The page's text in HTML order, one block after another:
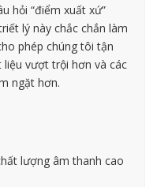
hỏi “điểm xuất xứ”
lý này chắc chắn làm
phép chúng tôi tận
liệu vượt trội hơn và các
ngặt hơn.
lượng âm thanh cao